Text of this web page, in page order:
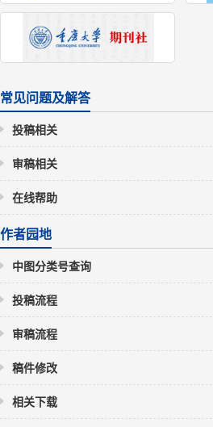
常见问题及解答
投稿相关
审稿相关
在线帮助
作者园地
中图分类号查询
投稿流程
审稿流程
稿件修改
相关下载